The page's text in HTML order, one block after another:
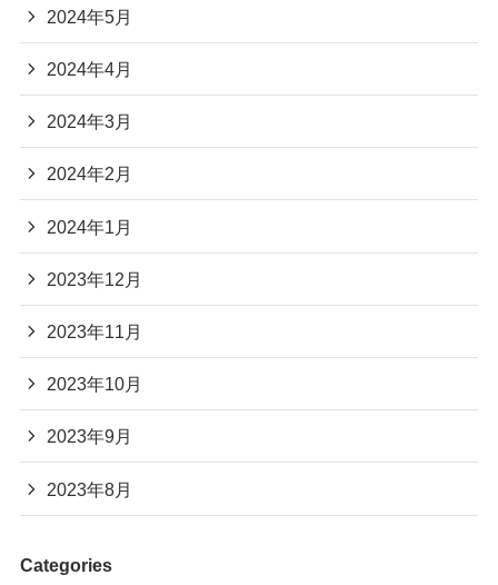
2024年5月
2024年4月
2024年3月
2024年2月
2024年1月
2023年12月
2023年11月
2023年10月
2023年9月
2023年8月
Categories